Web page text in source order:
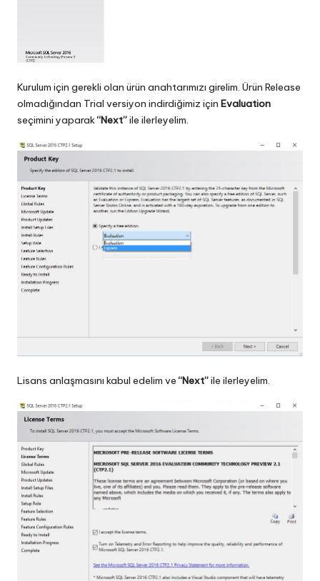
Kurulum için gerekli olan ürün anahtarımızı girelim. Ürün Release
olmadığından Trial versiyon indirdiğimiz için Evaluation
seçimini yaparak“Next”ile ilerleyelim.
Lisans anlaşmasını kabul edelim ve“Next”ile ilerleyelim.